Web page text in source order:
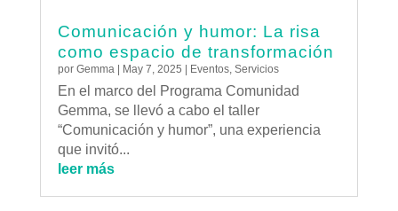
Comunicación y humor: La risa
como espacio de transformación
por Gemma| May 7, 2025 Eventos, Servicios
En el marco del Programa Comunidad
Gemma, se llevó a cabo el taller
“Comunicación y humor”, una experiencia
que invitó...
leer más